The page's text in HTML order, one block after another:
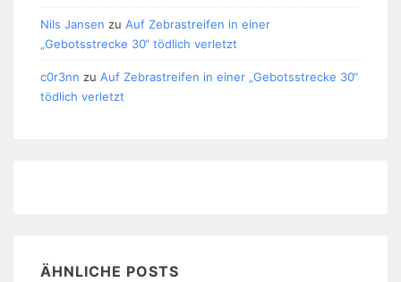
Nils Jansen zu Auf Zebrastreifen in einer
„Gebotsstrecke 30“ tödlich verletzt
c0r3nn zu Auf Zebrastreifen in einer „Gebotsstrecke 30“
tödlich verletzt
ÄHNLICHE POSTS